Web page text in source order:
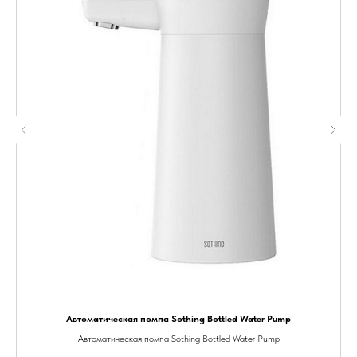
Автоматическая помпа Sothing Bottled Water Pump
Автоматическая помпа Sothing Bottled Water Pump